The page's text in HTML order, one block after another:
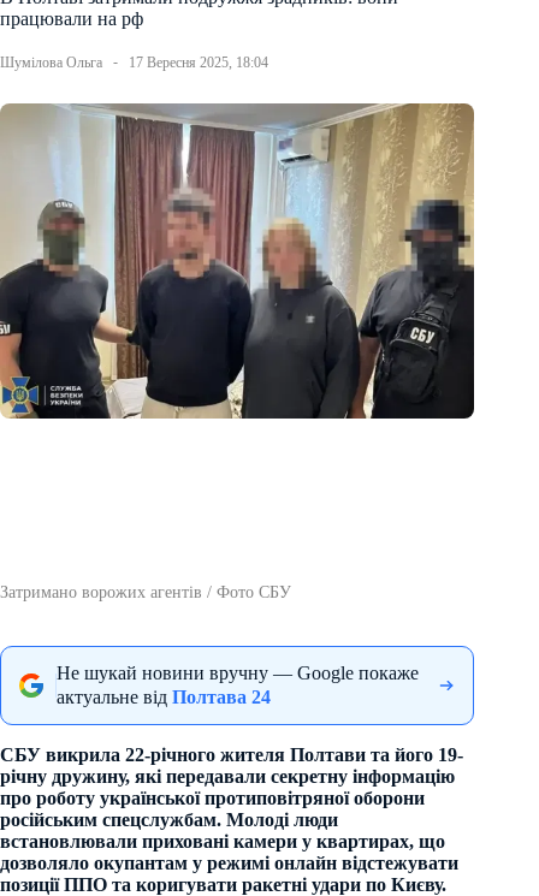
працювали на рф
Шумілова Ольга 17 Вересня 2025, 18:04
Затримано ворожих агентів / Фото СБУ
Не шукай новини вручну — Google покаже
актуальне від Полтава 24
СБУ викрила 22-річного жителя Полтави та його 19-
річну дружину, які передавали секретну інформацію
про роботу української протиповітряної оборони
російським спецслужбам. Молоді люди
встановлювали приховані камери у квартирах, що
дозволяло окупантам у режимі онлайн відстежувати
позиції ППО та коригувати ракетні удари по Києву.